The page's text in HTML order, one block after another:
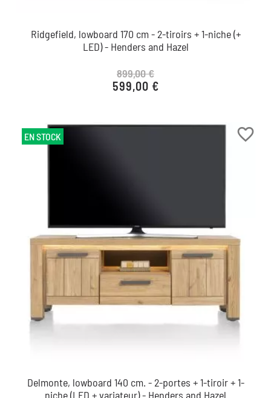
Ridgefield, lowboard 170 cm - 2-tiroirs + 1-niche (+
LED) - Henders and Hazel
Prix de base
899,00 €
Prix
599,00 €
favorite_border
Delmonte, lowboard 140 cm. - 2-portes + 1-tiroir + 1-
niche (LED + variateur) - Henders and Hazel
EN STOCK